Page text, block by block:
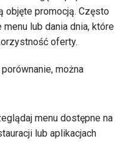
objęte promocją. Często
lub dania dnia, które
oferty.
można
menu dostępne na
lub aplikacjach